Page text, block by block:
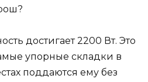
достигает 2200 Вт. Это
упорные складки в
поддаются ему без